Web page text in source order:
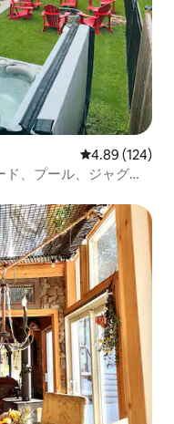
レビュー124
4.89 (124)
、プール、ジャグジ